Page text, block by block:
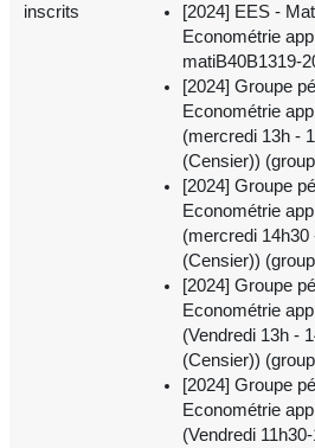
inscrits
[2024] EES -
Econométrie
matiB40B1319-
[2024] Groupe
Econométrie
(mercredi 13h -
(Censier))
[2024] Groupe
Econométrie
(mercredi 14h30
(Censier))
[2024] Groupe
Econométrie
(Vendredi 13h -
(Censier))
[2024] Groupe
Econométrie
(Vendredi